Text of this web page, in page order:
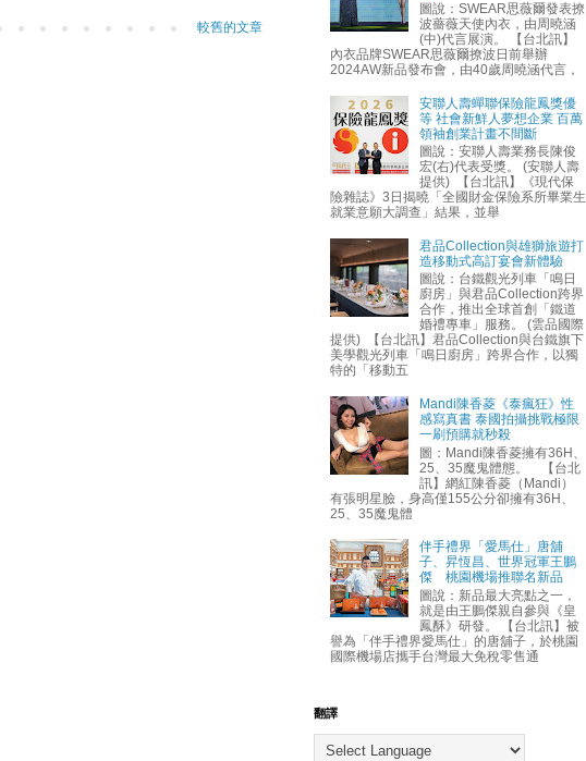
較舊的文章
圖說：SWEAR思薇爾發表撩
波薔薇天使內衣，由周曉涵
(中)代言展演。 【台北訊】
內衣品牌SWEAR思薇爾撩波日前舉辦
2024AW新品發布會，由40歲周曉涵代言，
安聯人壽蟬聯保險龍鳳獎優
等 社會新鮮人夢想企業 百萬
領袖創業計畫不間斷
圖說：安聯人壽業務長陳俊
宏(右)代表受獎。 (安聯人壽
提供) 【台北訊】《現代保
險雜誌》3日揭曉「全國財金保險系所畢業生
就業意願大調查」結果，並舉
君品Collection與雄獅旅遊打
造移動式高訂宴會新體驗
圖說：台鐵觀光列車「鳴日
廚房」與君品Collection跨界
合作，推出全球首創「鐵道
婚禮專車」服務。 (雲品國際
提供) 【台北訊】君品Collection與台鐵旗下
美學觀光列車「鳴日廚房」跨界合作，以獨
特的「移動五
Mandi陳香菱《泰瘋狂》性
感寫真書 泰國拍攝挑戰極限
一刷預購就秒殺
圖：Mandi陳香菱擁有36H、
25、35魔鬼體態。 【台北
訊】網紅陳香菱（Mandi）
有張明星臉，身高僅155公分卻擁有36H、
25、35魔鬼體
伴手禮界「愛馬仕」唐舖
子、昇恆昌、世界冠軍王鵬
傑 桃園機場推聯名新品
圖說：新品最大亮點之一，
就是由王鵬傑親自參與《皇
鳳酥》研發。 【台北訊】被
譽為「伴手禮界愛馬仕」的唐舖子，於桃園
國際機場店攜手台灣最大免稅零售通
翻譯